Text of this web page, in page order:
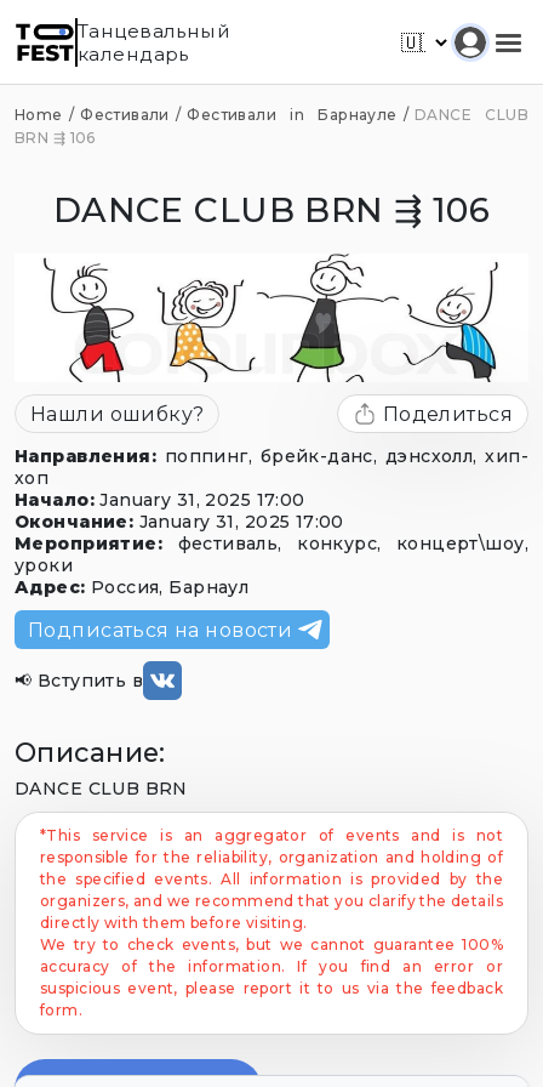
Танцевальный
календарь
Home Фестивали Фестивали in Барнауле
DANCE CLUB
BRN ⇶ 106
DANCE CLUB BRN ⇶ 106
Нашли ошибку? Поделиться
Направления: поппинг, брейк-данс, дэнсхолл, хип-
хоп
Начало: January 31, 2025 17:00
Окончание: January 31, 2025 17:00
Мероприятие:
фестиваль, конкурс, концерт\шоу,
уроки
Адрес: Россия, Барнаул
Подписаться на новости
📢 Вступить в
Описание:
DANCE CLUB BRN
*This service is an aggregator of events and is not
responsible for the reliability, organization and holding of
the specified events. All information is provided by the
organizers, and we recommend that you clarify the details
directly with them before visiting.
We try to check events, but we cannot guarantee 100%
accuracy of the information. If you find an error or
suspicious event, please report it to us via the feedback
form.